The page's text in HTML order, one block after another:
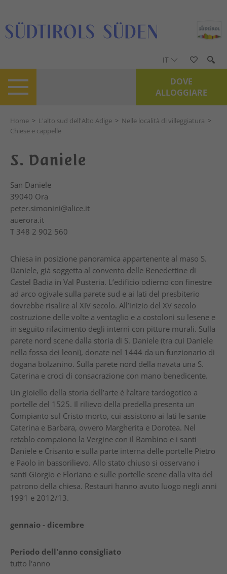
IT
DOVE
ALLOGGIARE
Home > L'alto sud dell'Alto Adige > Nelle località di villeggiatura >
Chiese e cappelle
S. Daniele
San Daniele
39040 Ora
peter.simonini@alice.it
auerora.it
T 348 2 902 560
Chiesa in posizione panoramica appartenente al maso S.
Daniele, già soggetta al convento delle Benedettine di
Castel Badia in Val Pusteria. L’edificio odierno con finestre
ad arco ogivale sulla parete sud e ai lati del presbiterio
dovrebbe risalire al XIV secolo. All’inizio del XV secolo
costruzione delle volte a ventaglio e a costoloni su lesene e
in seguito rifacimento degli interni con pitture murali. Sulla
parete nord scene dalla storia di S. Daniele (tra cui Daniele
nella fossa dei leoni), donate nel 1444 da un funzionario di
dogana bolzanino. Sulla parete nord della navata una S.
Caterina e croci di consacrazione con mano benedicente.
Un gioiello della storia dell’arte è l’altare tardogotico a
portelle del 1525. Il rilievo della predella presenta un
Compianto sul Cristo morto, cui assistono ai lati le sante
Caterina e Barbara, ovvero Margherita e Dorotea. Nel
retablo compaiono la Vergine con il Bambino e i santi
Daniele e Crisanto e sulla parte interna delle portelle Pietro
e Paolo in bassorilievo. Allo stato chiuso si osservano i
santi Giorgio e Floriano e sulle portelle scene dalla vita del
patrono della chiesa. Restauri hanno avuto luogo negli anni
1991 e 2012/13.
gennaio - dicembre
Periodo dell'anno consigliato
tutto l'anno